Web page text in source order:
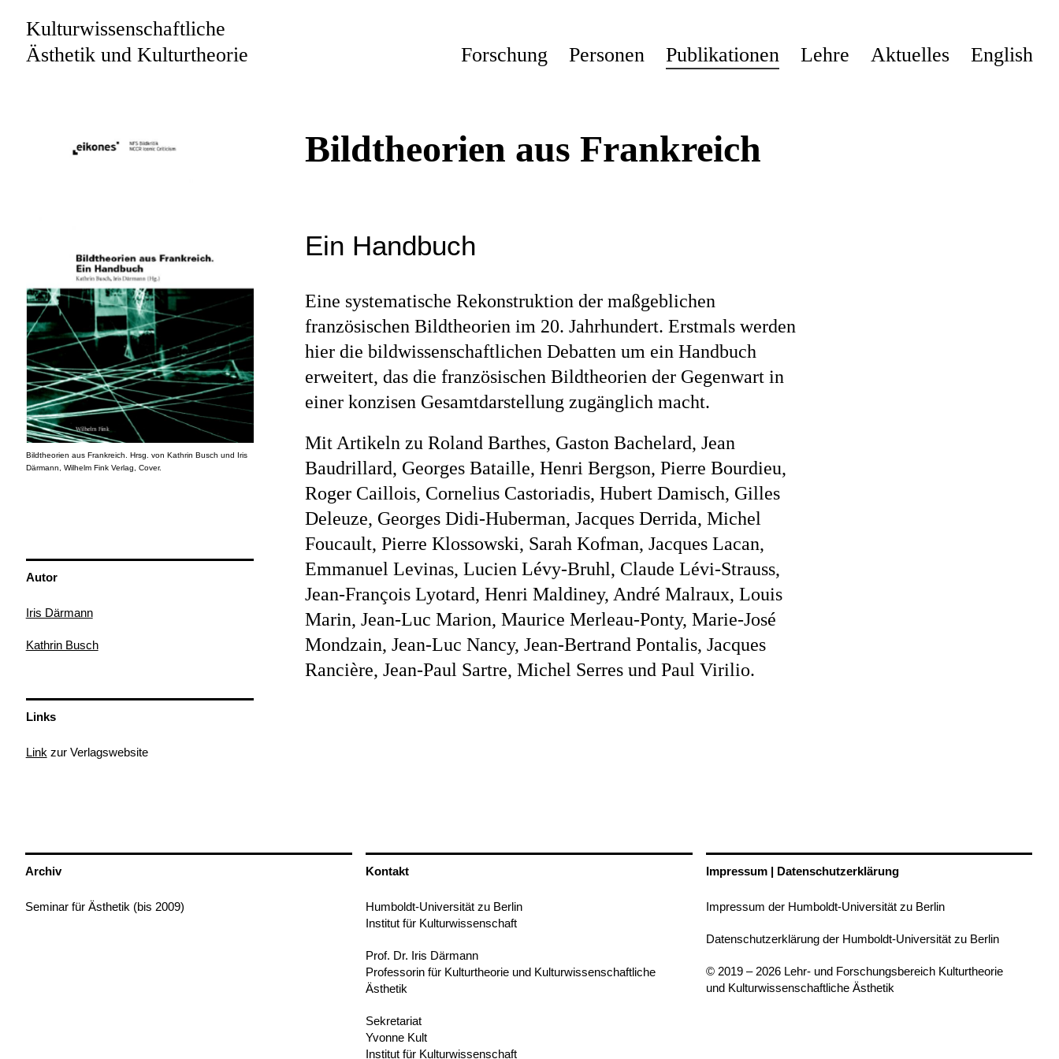
Kulturwissenschaftliche
Ästhetik und Kulturtheorie
Forschung Personen Publikationen Lehre Aktuelles English
Bildtheorien aus Frankreich. Hrsg. von Kathrin Busch und Iris
Därmann, Wilhelm Fink Verlag, Cover.
Bildtheorien aus Frankreich
Ein Handbuch
Eine systematische Rekonstruktion der maßgeblichen
französischen Bildtheorien im 20. Jahrhundert. Erstmals werden
hier die bildwissenschaftlichen Debatten um ein Handbuch
erweitert, das die französischen Bildtheorien der Gegenwart in
einer konzisen Gesamtdarstellung zugänglich macht.
Mit Artikeln zu Roland Barthes, Gaston Bachelard, Jean
Baudrillard, Georges Bataille, Henri Bergson, Pierre Bourdieu,
Roger Caillois, Cornelius Castoriadis, Hubert Damisch, Gilles
Deleuze, Georges Didi-Huberman, Jacques Derrida, Michel
Foucault, Pierre Klossowski, Sarah Kofman, Jacques Lacan,
Emmanuel Levinas, Lucien Lévy-Bruhl, Claude Lévi-Strauss,
Jean-François Lyotard, Henri Maldiney, André Malraux, Louis
Marin, Jean-Luc Marion, Maurice Merleau-Ponty, Marie-José
Mondzain, Jean-Luc Nancy, Jean-Bertrand Pontalis, Jacques
Rancière, Jean-Paul Sartre, Michel Serres und Paul Virilio.
Autor
Iris Därmann
Kathrin Busch
Links
Link zur Verlagswebsite
Archiv
Seminar für Ästhetik (bis 2009)
Kontakt
Humboldt-Universität zu Berlin
Institut für Kulturwissenschaft
Prof. Dr. Iris Därmann
Professorin für Kulturtheorie und Kulturwissenschaftliche
Ästhetik
Sekretariat
Yvonne Kult
Institut für Kulturwissenschaft
Impressum | Datenschutzerklärung
Impressum der Humboldt-Universität zu Berlin
Datenschutzerklärung der Humboldt-Universität zu Berlin
© 2019 – 2026 Lehr- und Forschungsbereich Kulturtheorie
und Kulturwissenschaftliche Ästhetik